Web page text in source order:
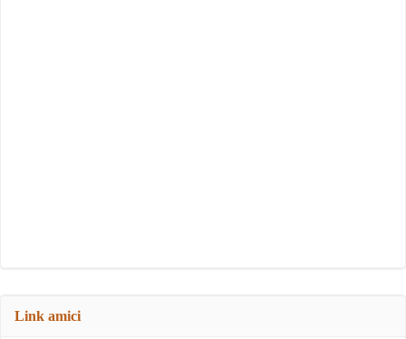
Link amici